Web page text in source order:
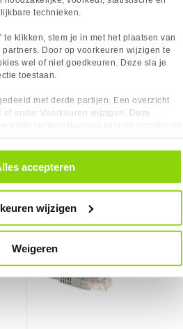
technieken.
te klikken, stem je in met het plaatsen van
Door op voorkeuren wijzigen te
wel of niet goedkeuren. Deze sla je
toestaan.
met derde partijen. Een overzicht
of onder Voorkeuren wijzigen. Deze
toestemming altijd intrekken, dit doe je
te klikken op ‘Cookievoorkeuren’
accepteren
wijzigen
Weigeren
IB1120
20 m
LSZH
RAL 7045
60 C
20 C
750
IB1120
146786
Vergelijk product
24,95
CAT6A patchkabel met RJ45